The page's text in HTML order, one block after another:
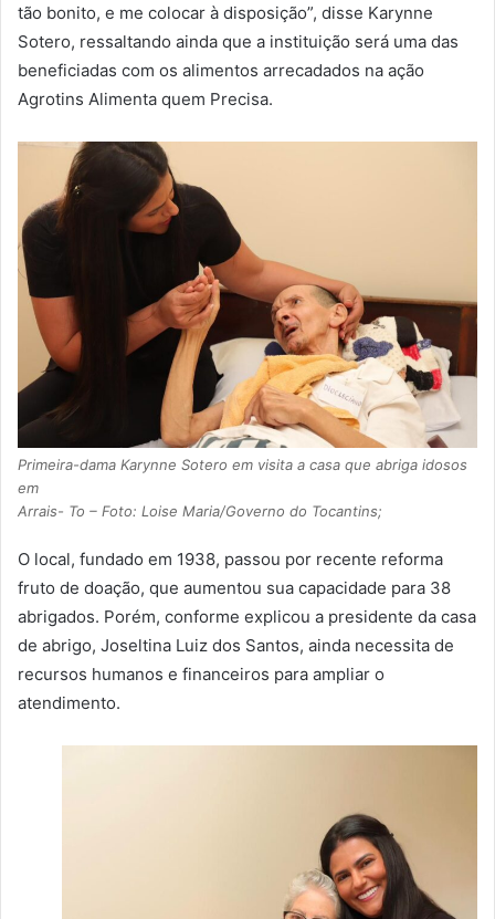
tão bonito, e me colocar à disposição”, disse Karynne
Sotero, ressaltando ainda que a instituição será uma das
beneficiadas com os alimentos arrecadados na ação
Agrotins Alimenta quem Precisa.
Primeira-dama Karynne Sotero em visita a casa que abriga idosos
em
Arrais- To – Foto: Loise Maria/Governo do Tocantins;
O local, fundado em 1938, passou por recente reforma
fruto de doação, que aumentou sua capacidade para 38
abrigados. Porém, conforme explicou a presidente da casa
de abrigo, Joseltina Luiz dos Santos, ainda necessita de
recursos humanos e financeiros para ampliar o
atendimento.